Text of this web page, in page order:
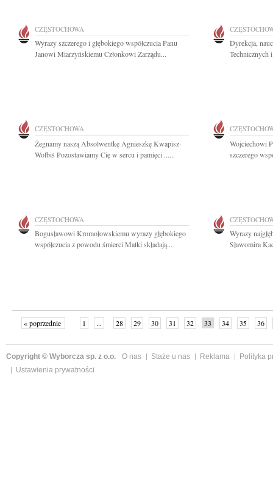
CZĘSTOCHOWA
Wyrazy szczerego i głębokiego współczucia Panu
Janowi Miarzyńskiemu Członkowi Zarządu...
Dyrekcja,
Technicznych
CZĘSTOCHOWA
Żegnamy naszą Absolwentkę Agnieszkę Kwapisz-
Wolbiś Pozostawiamy Cię w sercu i pamięci ......
Wojciechowi
szczerego
CZĘSTOCHOWA
Bogusławowi Kromołowskiemu wyrazy głębokiego
współczucia z powodu śmierci Matki składają...
Wyrazy
Sławomira
« poprzednie 1 ... 28 29 30 31 32 33 34 35
36
Copyright © Wyborcza sp. z o.o. O nas Staże u nas Reklama
Polityka
Ustawienia prywatności